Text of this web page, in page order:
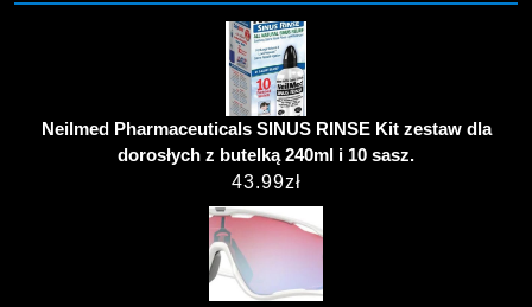
Neilmed Pharmaceuticals SINUS RINSE Kit zestaw dla
dorosłych z butelką 240ml i 10 sasz.
43.99zł